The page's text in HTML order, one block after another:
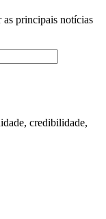
as principais notícias
credibilidade,